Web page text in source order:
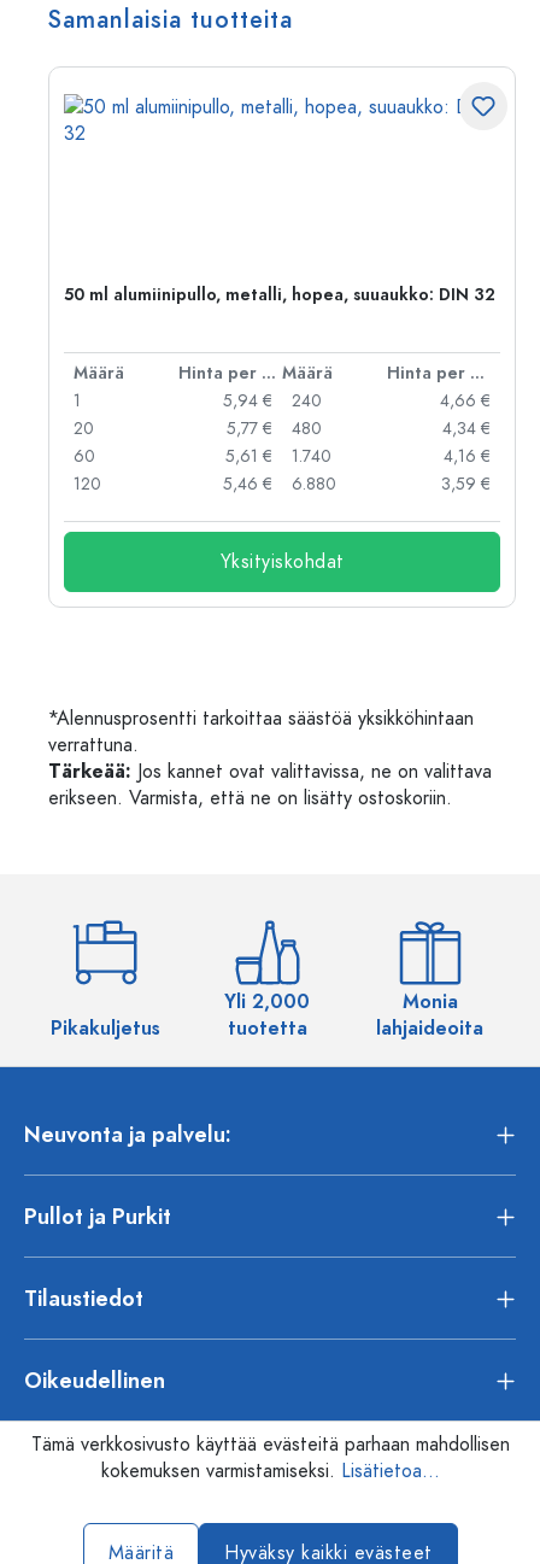
Samanlaisia tuotteita
50 ml alumiinipullo, metalli, hopea, suuaukko: DIN 32
Määrä Hinta per kpl Määrä
Hinta per kpl
1
5,94 €
20
5,77 €
60
5,61 €
120
5,46 €
240
4,66 €
480
4,34 €
1.740
4,16 €
6.880
3,59 €
Yksityiskohdat
*Alennusprosentti tarkoittaa säästöä yksikköhintaan
verrattuna.
Tärkeää: Jos kannet ovat valittavissa, ne on valittava
erikseen. Varmista, että ne on lisätty ostoskoriin.
Pikakuljetus
Yli 2,000
tuotetta
Monia
lahjaideoita
Neuvonta ja palvelu:
Pullot ja Purkit
Tilaustiedot
Oikeudellinen
Tämä verkkosivusto käyttää evästeitä parhaan mahdollisen
kokemuksen varmistamiseksi. Lisätietoa...
Määritä Hyväksy kaikki evästeet